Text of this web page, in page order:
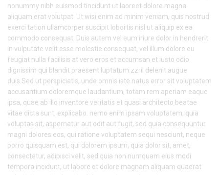
nonummy nibh euismod tincidunt ut laoreet dolore magna
aliquam erat volutpat. Ut wisi enim ad minim veniam, quis nostrud
exerci tation ullamcorper suscipit lobortis nisl ut aliquip ex ea
commodo consequat. Duis autem vel eum iriure dolor in hendrerit
in vulputate velit esse molestie consequat, vel illum dolore eu
feugiat nulla facilisis at vero eros et accumsan et iusto odio
dignissim qui blandit praesent luptatum zzril delenit augue
duis.Sed ut perspiciatis, unde omnis iste natus error sit voluptatem
accusantium doloremque laudantium, totam rem aperiam eaque
ipsa, quae ab illo inventore veritatis et quasi architecto beatae
vitae dicta sunt, explicabo. nemo enim ipsam voluptatem, quia
voluptas sit, aspernatur aut odit aut fugit, sed quia consequuntur
magni dolores eos, qui ratione voluptatem sequi nesciunt, neque
porro quisquam est, qui dolorem ipsum, quia dolor sit, amet,
consectetur, adipisci velit, sed quia non numquam eius modi
tempora incidunt, ut labore et dolore magnam aliquam quaerat